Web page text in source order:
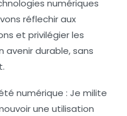
numériques
réflechir aux
et privilégier les
avenir durable, sans
numérique : Je milite
une utilisation